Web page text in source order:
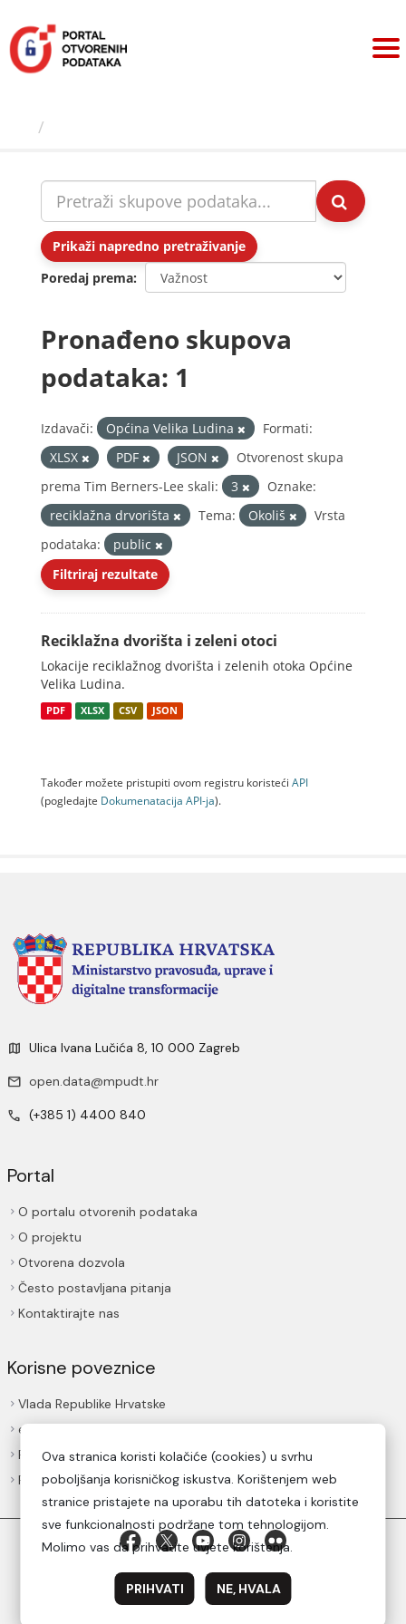
sadržaj
Prikaži napredno pretraživanje
Poredaj prema
Pronađeno skupova
podataka: 1
Izdavači: Općina Velika Ludina
Formati:
XLSX
PDF JSON
Otvorenost skupa
prema Tim Berners-Lee skali:
3
Oznake:
reciklažna drvorišta
Tema: Okoliš
Vrsta
podataka:
public
Filtriraj rezultate
Reciklažna dvorišta i zeleni otoci
Lokacije reciklažnog dvorišta i zelenih otoka Općine
Velika Ludina.
PDF XLSX CSV JSON
Također možete pristupiti ovom registru koristeći API
(pogledajte Dokumenаtаcijа API-jа).